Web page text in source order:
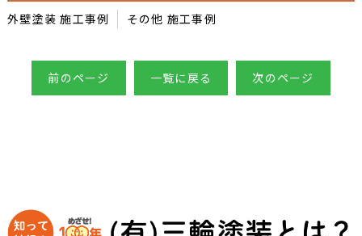
外壁塗装 施工事例 その他 施工事例
前のページ 一覧に戻る 次のページ